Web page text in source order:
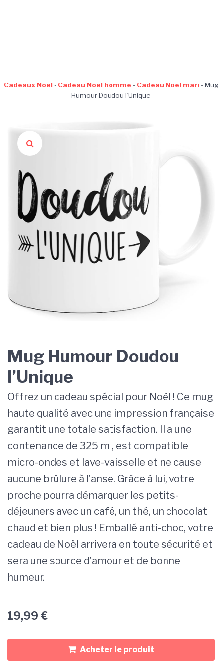
Cadeaux Noel - Cadeau Noël homme - Cadeau Noël mari -Mug
Humour Doudou l’Unique
Mug Humour Doudou
l’Unique
Offrez un cadeau spécial pour Noël ! Ce mug
haute qualité avec une impression française
garantit une totale satisfaction. Il a une
contenance de 325 ml, est compatible
micro-ondes et lave-vaisselle et ne cause
aucune brûlure à l’anse. Grâce à lui, votre
proche pourra démarquer les petits-
déjeuners avec un café, un thé, un chocolat
chaud et bien plus ! Emballé anti-choc, votre
cadeau de Noël arrivera en toute sécurité et
sera une source d’amour et de bonne
humeur.
19,99 €
Acheter le produit